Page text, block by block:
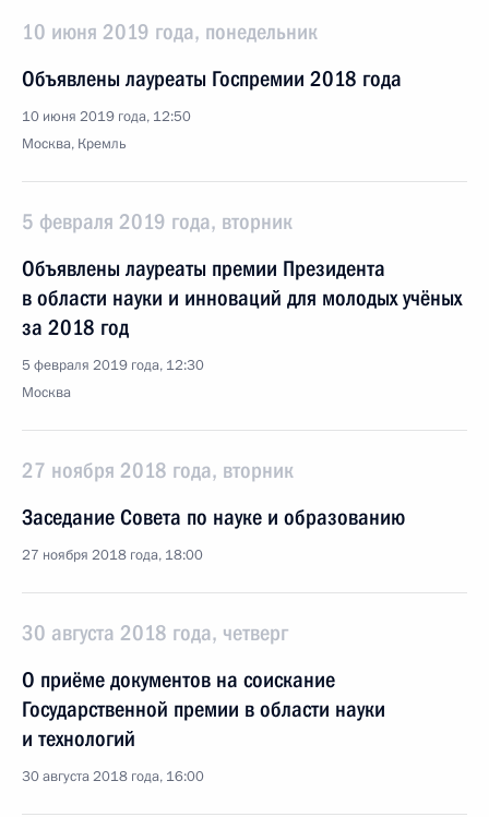
10 июня 2019 года, понедельник
Объявлены лауреаты Госпремии 2018 года
10 июня 2019 года, 12:50
Москва, Кремль
5 февраля 2019 года, вторник
Объявлены лауреаты премии Президента
в области науки и инноваций для молодых учёных
за 2018 год
5 февраля 2019 года, 12:30
Москва
27 ноября 2018 года, вторник
Заседание Совета по науке и образованию
27 ноября 2018 года, 18:00
30 августа 2018 года, четверг
О приёме документов на соискание
Государственной премии в области науки
и технологий
30 августа 2018 года, 16:00